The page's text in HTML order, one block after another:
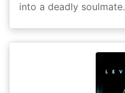
into a deadly soulmate.